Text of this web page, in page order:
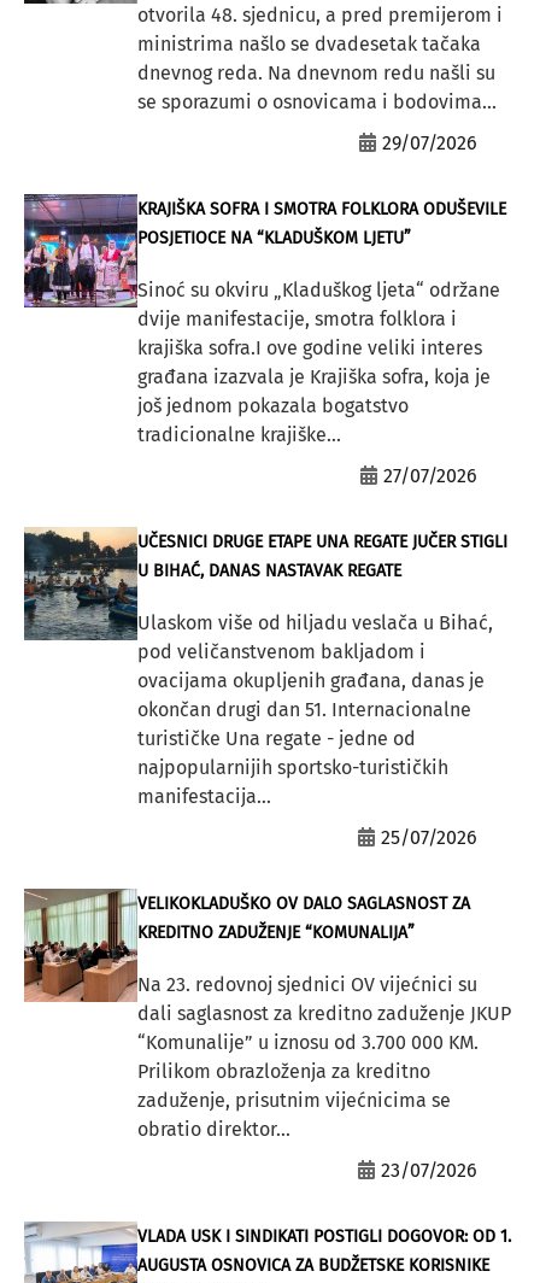
otvorila 48. sjednicu, a pred premijerom i
ministrima našlo se dvadesetak tačaka
dnevnog reda. Na dnevnom redu našli su
se sporazumi o osnovicama i bodovima...
29/07/2026
KRAJIŠKA SOFRA I SMOTRA FOLKLORA ODUŠEVILE
POSJETIOCE NA “KLADUŠKOM LJETU”
Sinoć su okviru „Kladuškog ljeta“ održane
dvije manifestacije, smotra folklora i
krajiška sofra.I ove godine veliki interes
građana izazvala je Krajiška sofra, koja je
još jednom pokazala bogatstvo
tradicionalne krajiške...
27/07/2026
UČESNICI DRUGE ETAPE UNA REGATE JUČER STIGLI
U BIHAĆ, DANAS NASTAVAK REGATE
Ulaskom više od hiljadu veslača u Bihać,
pod veličanstvenom bakljadom i
ovacijama okupljenih građana, danas je
okončan drugi dan 51. Internacionalne
turističke Una regate - jedne od
najpopularnijih sportsko-turističkih
manifestacija...
25/07/2026
VELIKOKLADUŠKO OV DALO SAGLASNOST ZA
KREDITNO ZADUŽENJE “KOMUNALIJA”
Na 23. redovnoj sjednici OV vijećnici su
dali saglasnost za kreditno zaduženje JKUP
“Komunalije” u iznosu od 3.700 000 KM.
Prilikom obrazloženja za kreditno
zaduženje, prisutnim vijećnicima se
obratio direktor...
23/07/2026
VLADA USK I SINDIKATI POSTIGLI DOGOVOR: OD 1.
AUGUSTA OSNOVICA ZA BUDŽETSKE KORISNIKE